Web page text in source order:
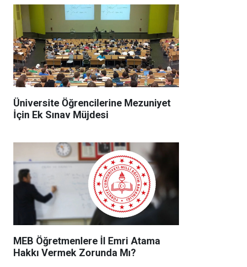
Üniversite Öğrencilerine Mezuniyet
İçin Ek Sınav Müjdesi
MEB Öğretmenlere İl Emri Atama
Hakkı Vermek Zorunda Mı?